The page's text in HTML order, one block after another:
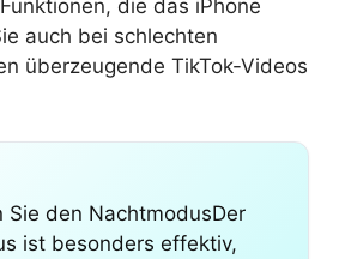
die das iPhone
auch bei schlechten
überzeugende TikTok-Videos
Sie den NachtmodusDer
ist besonders effektiv,